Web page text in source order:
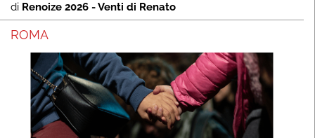
di Renoize 2026 - Venti di Renato
ROMA